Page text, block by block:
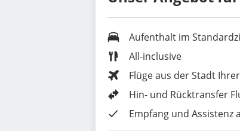
Aufenthalt im
All-inclusive
Flüge aus der Stadt
Hin- und Rücktransfer
Empfang und Assistenz